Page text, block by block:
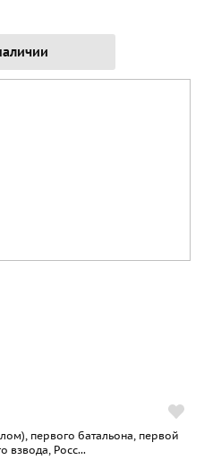
первого батальона, первой
взвода, Росс...